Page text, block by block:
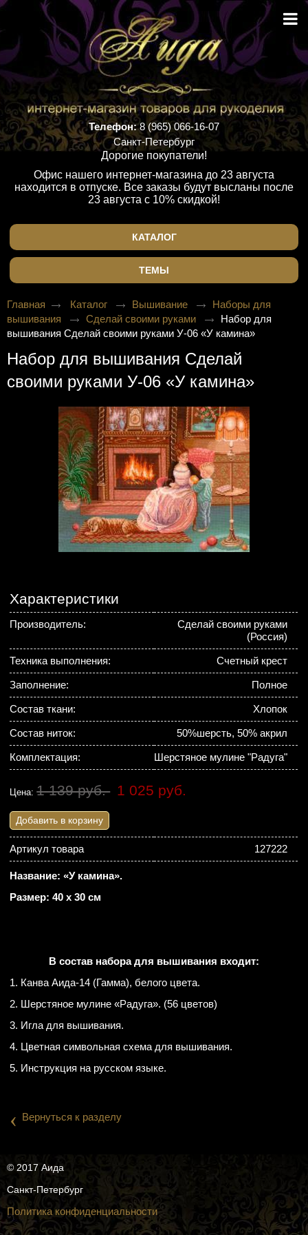
Телефон:8 (965) 066-16-07
Санкт-Петербург
Дорогие покупатели!
Офис нашего интернет-магазина до 23 августа
находится в отпуске. Все заказы будут высланы после
23 августа с 10% скидкой!
КАТАЛОГ
ТЕМЫ
Главная Каталог Вышивание
Наборы для
вышивания
Сделай своими руками
Набор для
вышивания Сделай своими руками У-06 «У камина»
Набор для вышивания Сделай
своими руками У-06 «У камина»
Характеристики
Производитель:
Сделай своими руками
(Россия)
Техника выполнения: Счетный крест
Заполнение: Полное
Состав ткани: Хлопок
Состав ниток: 50%шерсть, 50% акрил
Комплектация: Шерстяное мулине "Радуга"
Цена:1 139 руб. 1 025 руб.
Добавить в корзину
Артикул товара 127222
Название: «У камина».
Размер: 40 х 30 см
В состав набора для вышивания входит:
1. Канва Аида-14 (Гамма), белого цвета.
2. Шерстяное мулине «Радуга». (56 цветов)
3. Игла для вышивания.
4. Цветная символьная схема для вышивания.
5. Инструкция на русском языке.
‹ Вернуться к разделу
© 2017 Аида
Санкт-Петербург
Политика конфиденциальности